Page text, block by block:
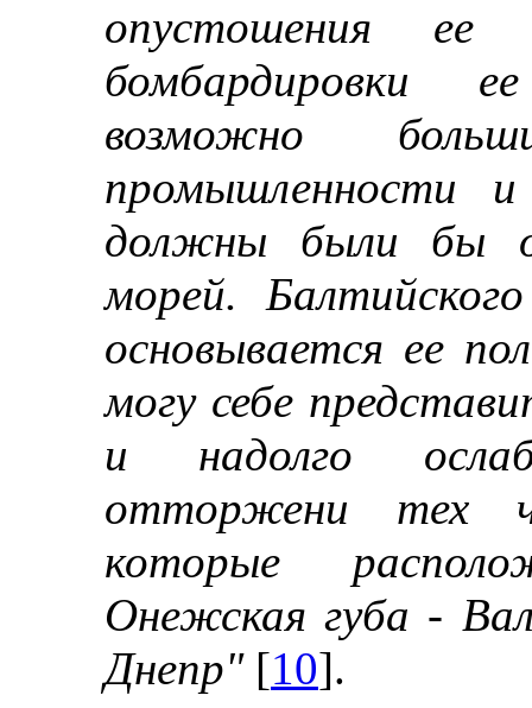
опустошения ее
бомбардировки
возможно
промышленности
должны были бы
морей.
основывается ее
могу себе
и надолго
отторжени тех
которые
Онежская губа -
Днепр"[10].